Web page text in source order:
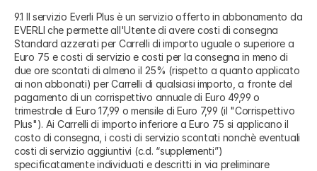
9.1 Il servizio Everli Plus è un servizio offerto in abbonamento da
EVERLI che permette all'Utente di avere costi di consegna
Standard azzerati per Carrelli di importo uguale o superiore a
Euro 75 e costi di servizio e costi per la consegna in meno di
due ore scontati di almeno il 25% (rispetto a quanto applicato
ai non abbonati) per Carrelli di qualsiasi importo, a fronte del
pagamento di un corrispettivo annuale di Euro 49,99 o
trimestrale di Euro 17,99 o mensile di Euro 7,99 (il "Corrispettivo
Plus"). Ai Carrelli di importo inferiore a Euro 75 si applicano il
costo di consegna, i costi di servizio scontati nonchè eventuali
costi di servizio aggiuntivi (c.d. “supplementi”)
specificatamente individuati e descritti in via preliminare